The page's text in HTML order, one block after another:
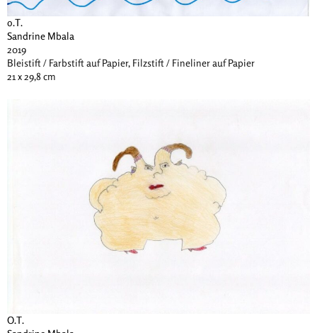
o.T.
Sandrine Mbala
2019
Bleistift / Farbstift auf Papier, Filzstift / Fineliner auf Papier
21 x 29,8 cm
O.T.